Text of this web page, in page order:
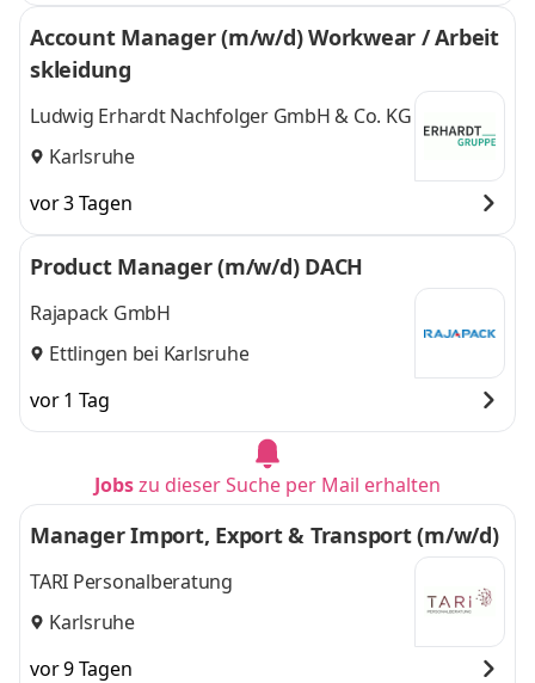
Account Manager (m/w/d) Workwear / Arbeit
skleidung
Ludwig Erhardt Nachfolger GmbH & Co. KG
Karlsruhe
vor 3 Tagen
Product Manager (m/w/d) DACH
Rajapack GmbH
Ettlingen bei Karlsruhe
vor 1 Tag
Jobszu dieser Suche per Mail erhalten
Manager Import, Export & Transport (m/w/d)
TARI Personalberatung
Karlsruhe
vor 9 Tagen